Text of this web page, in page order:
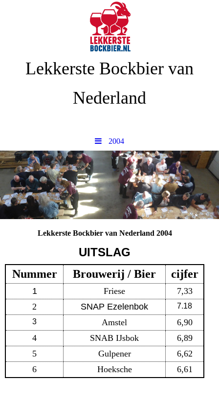
Lekkerste Bockbier van
Nederland
2004
Lekkerste Bockbier van Nederland 2004
UITSLAG
Nummer Brouwerij / Bier cijfer
1 Friese
7,33
2
SNAP Ezelenbok
7.18
3
Amstel
6,90
4
SNAB IJsbok
6,89
5
Gulpener
6,62
6
Hoeksche 6,61